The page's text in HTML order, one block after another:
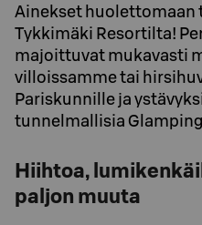
Ainekset huolettomaan
Tykkimäki Resortilta!
majoittuvat mukavasti
villoissamme tai
Pariskunnille ja
tunnelmallisia
Hiihtoa,
paljon muuta